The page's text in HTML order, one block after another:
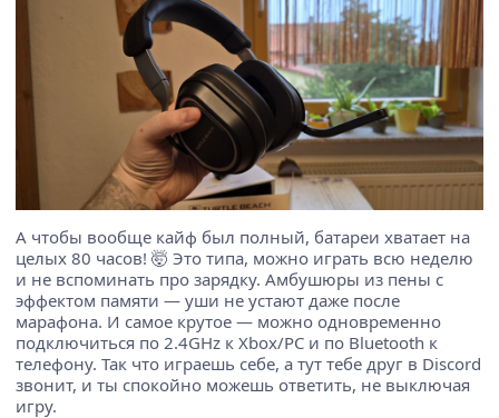
А чтобы вообще кайф был полный, батареи хватает на
целых 80 часов! 🤯 Это типа, можно играть всю неделю
и не вспоминать про зарядку. Амбушюры из пены с
эффектом памяти — уши не устают даже после
марафона. И самое крутое — можно одновременно
подключиться по 2.4GHz к Xbox/PC и по Bluetooth к
телефону. Так что играешь себе, а тут тебе друг в Discord
звонит, и ты спокойно можешь ответить, не выключая
игру.